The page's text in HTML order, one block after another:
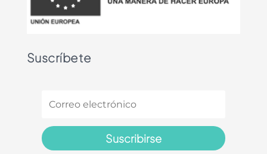
Suscríbete
Suscribirse